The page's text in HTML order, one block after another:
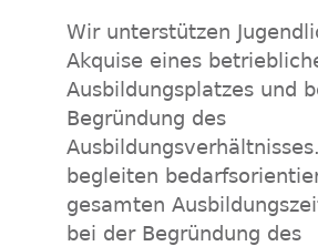
Wir unterstützen
Akquise eines
Ausbildungsplatzes und
Begründung des
begleiten
gesamten
bei der Begründung des